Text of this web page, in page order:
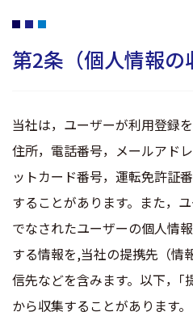
第2条（個人情報の
当社は，ユーザーが利用登録
住所，電話番号，メールアド
ットカード番号，運転免許証
することがあります。また，
でなされたユーザーの個人情
する情報を,当社の提携先（情
信先などを含みます。以下，｢
から収集することがあります。